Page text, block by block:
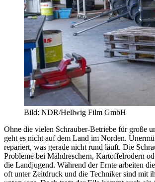
Bild: NDR/Hellwig Film GmbH
Ohne die vielen Schrauber-Betriebe für große
geht es nicht auf dem Land im Norden.
repariert, was gerade nicht rund läuft. Die
Probleme bei Mähdreschern, Kartoffelrodern
die Landjugend. Während der Ernte arbeiten
oft unter Zeitdruck und die Techniker sind mit